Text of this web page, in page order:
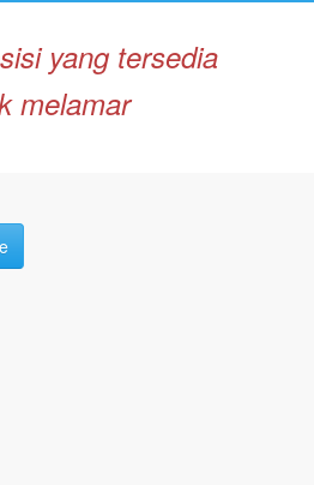
yang tersedia
melamar